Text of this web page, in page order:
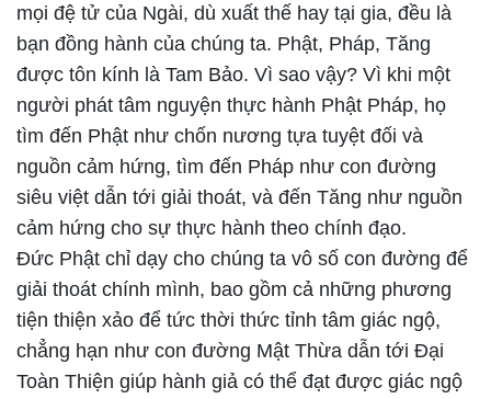
mọi đệ tử của Ngài, dù xuất thế hay tại gia, đều là
bạn đồng hành của chúng ta. Phật, Pháp, Tăng
được tôn kính là Tam Bảo. Vì sao vậy? Vì khi một
người phát tâm nguyện thực hành Phật Pháp, họ
tìm đến Phật như chốn nương tựa tuyệt đối và
nguồn cảm hứng, tìm đến Pháp như con đường
siêu việt dẫn tới giải thoát, và đến Tăng như nguồn
cảm hứng cho sự thực hành theo chính đạo.
Đức Phật chỉ dạy cho chúng ta vô số con đường để
giải thoát chính mình, bao gồm cả những phương
tiện thiện xảo để tức thời thức tỉnh tâm giác ngộ,
chẳng hạn như con đường Mật Thừa dẫn tới Đại
Toàn Thiện giúp hành giả có thể đạt được giác ngộ